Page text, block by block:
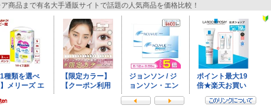
品まで有名大手通販サイトで話題の人気商品を価格比較！